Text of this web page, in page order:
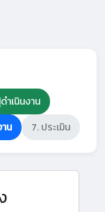
ำเนินงาน
น 7. ประเมิน